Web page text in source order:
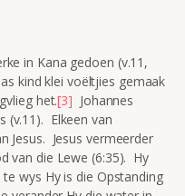
in Kana gedoen (v.11,
kind klei voëltjies gemaak
het.[3] Johannes
(v.11). Elkeen van
Jesus. Jesus vermeerder
van die Lewe (6:35). Hy
wys Hy is die Opstanding